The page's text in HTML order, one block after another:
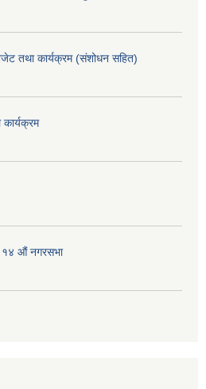
तथा कार्यक्रम (संशोधन सहित)
१४ औं नगरसभा